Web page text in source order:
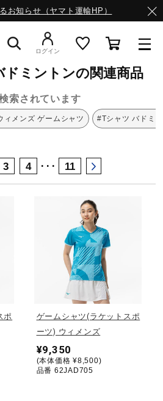
お知らせ（ヤマト運輸HP）
ウエア
トサル
ログイン
バドミントン
ドミントンの関連商品
索されています
ィメンズ ゲームシャツ #Tシャツ バドミ
3 4 ･･･ 11
ポ
ゲームシャツ(ラケットスポ
ーツ) ウィメンズ
¥9,350
(本体価格 ¥8,500)
品番 62JAD705